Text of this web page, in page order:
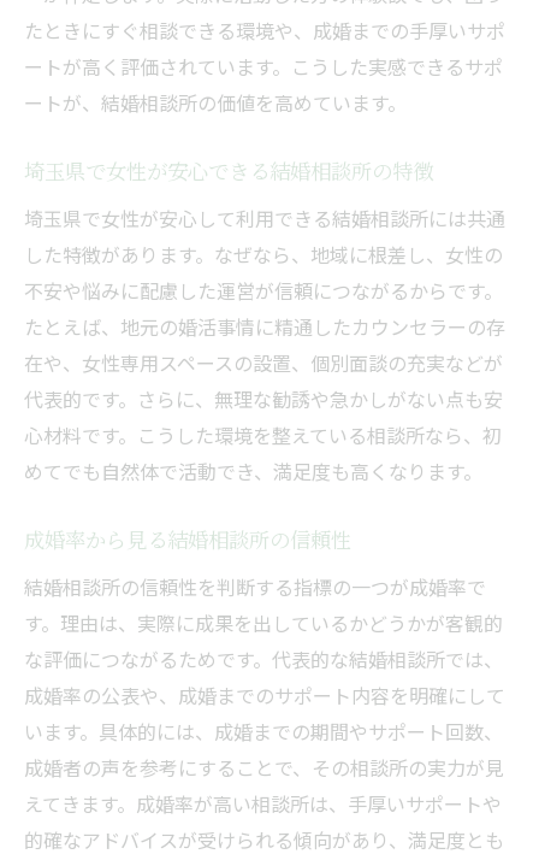
たときにすぐ相談できる環境や、成婚までの手厚いサポ
ートが高く評価されています。こうした実感できるサポ
ートが、結婚相談所の価値を高めています。
埼玉県で女性が安心できる結婚相談所の特徴
埼玉県で女性が安心して利用できる結婚相談所には共通
した特徴があります。なぜなら、地域に根差し、女性の
不安や悩みに配慮した運営が信頼につながるからです。
たとえば、地元の婚活事情に精通したカウンセラーの存
在や、女性専用スペースの設置、個別面談の充実などが
代表的です。さらに、無理な勧誘や急かしがない点も安
心材料です。こうした環境を整えている相談所なら、初
めてでも自然体で活動でき、満足度も高くなります。
成婚率から見る結婚相談所の信頼性
結婚相談所の信頼性を判断する指標の一つが成婚率で
す。理由は、実際に成果を出しているかどうかが客観的
な評価につながるためです。代表的な結婚相談所では、
成婚率の公表や、成婚までのサポート内容を明確にして
います。具体的には、成婚までの期間やサポート回数、
成婚者の声を参考にすることで、その相談所の実力が見
えてきます。成婚率が高い相談所は、手厚いサポートや
的確なアドバイスが受けられる傾向があり、満足度とも